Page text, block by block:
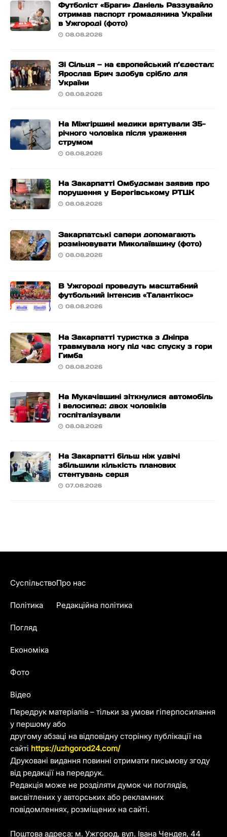
Футболіст «Браги» Даніель Раззувайло
отримав паспорт громадянина України
в Ужгороді (фото)
08.08.2026
Зі Сільця — на європейський п’єдестал:
Ярослав Брич здобув срібло для
України
08.08.2026
На Міжгірщині медики врятували 35-
річного чоловіка після ураження
струмом
08.08.2026
На Закарпатті Омбудсман заявив про
порушення у Берегівському РТЦК
08.08.2026
Закарпатські сапери допомагають
розміновувати Миколаївщину (фото)
08.08.2026
В Ужгороді проведуть масштабний
футбольний інтенсив «Талантікос»
08.08.2026
На Закарпатті туристка з Дніпра
травмувала ногу під час спуску з гори
Гимба
08.08.2026
На Мукачівщині зіткнулися автомобіль
і велосипед: двох чоловіків
госпіталізували
08.08.2026
На Закарпатті більш ніж удвічі
збільшили кількість планових
стентувань серця
07.08.2026
Передрук матеріалів – тільки за умови гіперпосилання
у першому або
другому абзаці на відповідну сторінку публікації на
сайті https://uzhgorod24.com/
Друковані видання повинні отримати письмову згоду
від редакції на передрук.
Редакція може не розділяти думок чи поглядів,
висвітлених у авторських або рекламних
повідомленнях, розміщених на сайті.
Поштова адреса: м. Ужгород, вул. Івана Чендея, 44
Суспільство
Політика
Погляд
Економіка
Фото
Відео
Про нас
Редакційна політика